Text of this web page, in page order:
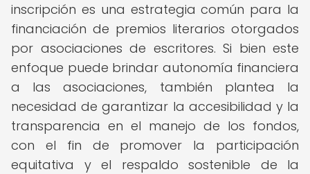
inscripción es una estrategia común para la
financiación de premios literarios otorgados
por asociaciones de escritores. Si bien este
enfoque puede brindar autonomía financiera
a las asociaciones, también plantea la
necesidad de garantizar la accesibilidad y la
transparencia en el manejo de los fondos,
con el fin de promover la participación
equitativa y el respaldo sostenible de la